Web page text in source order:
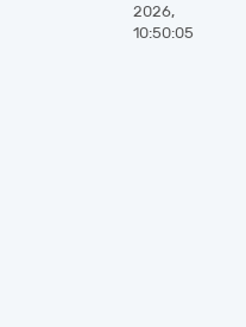
2026,
10:50:05